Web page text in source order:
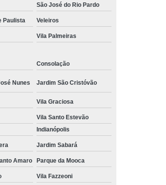
Pedicure e Manicure
São Paulo
Toalha Banho e Rosto
de Rosto Branca
de Rosto Grande São Paulo
de Rosto Pequena
Toalha para Rosto
Industrial Nova
para Banheiro
São José do Rio Pardo
Paulista Veleiros
Vila Palmeiras
Consolação
Nunes Jardim São Cristóvão
Vila Graciosa
Vila Santo Estevão
Indianópolis
Jardim Sabará
Amaro Parque da Mooca
Vila Fazzeoni